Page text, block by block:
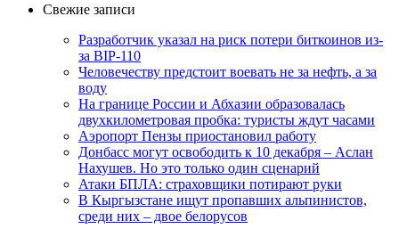
Свежие записи
Разработчик указал на риск потери биткоинов из-
за BIP-110
Человечеству предстоит воевать не за нефть, а за
воду
На границе России и Абхазии образовалась
двухкилометровая пробка: туристы ждут часами
Аэропорт Пензы приостановил работу
Донбасс могут освободить к 10 декабря – Аслан
Нахушев. Но это только один сценарий
Атаки БПЛА: страховщики потирают руки
В Кыргызстане ищут пропавших альпинистов,
среди них – двое белорусов